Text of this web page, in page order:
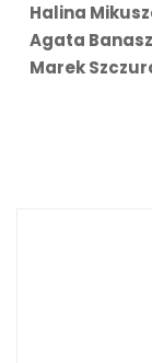
Halina
Agata
Marek